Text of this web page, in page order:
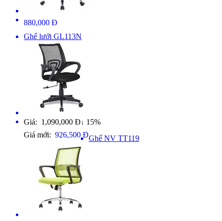
880,000 Đ
Ghế lưới GL113N
Giá: 1,090,000 Đ ↓ 15%
Giá mới: 926,500 ĐGhế NV TT119